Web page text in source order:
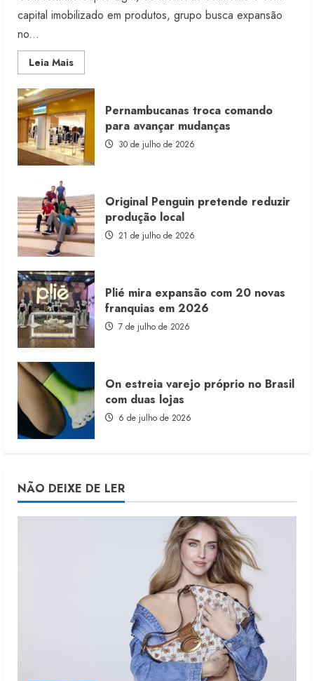
capital imobilizado em produtos, grupo busca expansão
no...
Leia MaisRead
more
Morena
Rosa
lança
franquia
com
estoque
consignado
Pernambucanas troca comando
para avançar mudanças
30 de julho de 2026
Original Penguin pretende reduzir
produção local
21 de julho de 2026
Plié mira expansão com 20 novas
franquias em 2026
7 de julho de 2026
On estreia varejo próprio no Brasil
com duas lojas
6 de julho de 2026
NÃO DEIXE DE LER